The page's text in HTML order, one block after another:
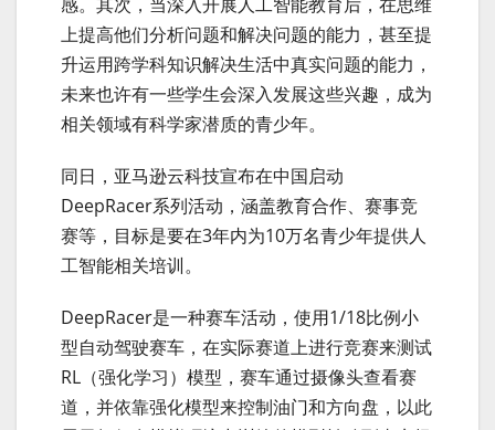
上提高他们分析问题和解决问题的能力，甚至提
升运用跨学科知识解决生活中真实问题的能力，
未来也许有一些学生会深入发展这些兴趣，成为
相关领域有科学家潜质的青少年。
同日，亚马逊云科技宣布在中国启动
DeepRacer系列活动，涵盖教育合作、赛事竞
赛等，目标是要在3年内为10万名青少年提供人
工智能相关培训。
DeepRacer是一种赛车活动，使用1/18比例小
型自动驾驶赛车，在实际赛道上进行竞赛来测试
RL（强化学习）模型，赛车通过摄像头查看赛
道，并依靠强化模型来控制油门和方向盘，以此